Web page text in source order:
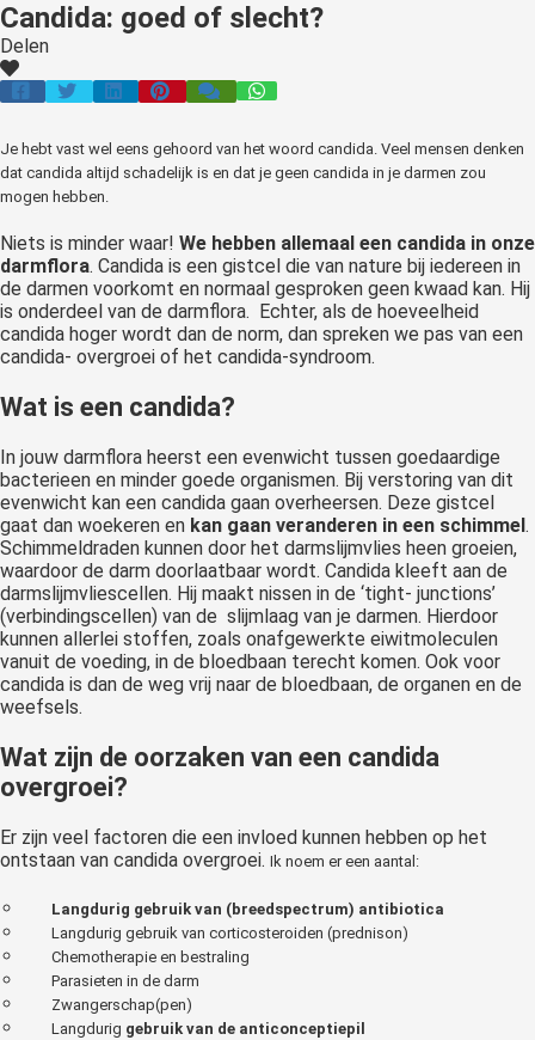
Candida: goed of slecht?
Delen
Je hebt vast wel eens gehoord van het woord candida. Veel mensen denken
dat candida altijd schadelijk is en dat je geen candida in je darmen zou
mogen hebben.
Niets is minder waar! We hebben allemaal een candida in onze
darmflora. Candida is een gistcel die van nature bij iedereen in
de darmen voorkomt en normaal gesproken geen kwaad kan. Hij
is onderdeel van de darmflora. Echter, als de hoeveelheid
candida hoger wordt dan de norm, dan spreken we pas van een
candida- overgroei of het candida-syndroom.
Wat is een candida?
In jouw darmflora heerst een evenwicht tussen goedaardige
bacterieen en minder goede organismen. Bij verstoring van dit
evenwicht kan een candida gaan overheersen. Deze gistcel
gaat dan woekeren en kan gaan veranderen in een schimmel .
Schimmeldraden kunnen door het darmslijmvlies heen groeien,
waardoor de darm doorlaatbaar wordt. Candida kleeft aan de
darmslijmvliescellen. Hij maakt nissen in de ‘tight- junctions’
(verbindingscellen) van de slijmlaag van je darmen. Hierdoor
kunnen allerlei stoffen, zoals onafgewerkte eiwitmoleculen
vanuit de voeding, in de bloedbaan terecht komen. Ook voor
candida is dan de weg vrij naar de bloedbaan, de organen en de
weefsels.
Wat zijn de oorzaken van een candida
overgroei?
Er zijn veel factoren die een invloed kunnen hebben op het
ontstaan van candida overgroei. Ik noem er een aantal:
Langdurig gebruik van (breedspectrum) antibiotica
Langdurig gebruik van corticosteroiden (prednison)
Chemotherapie en bestraling
Parasieten in de darm
Zwangerschap(pen)
Langdurig gebruik van de anticonceptiepil